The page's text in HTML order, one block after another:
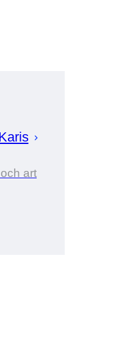
art